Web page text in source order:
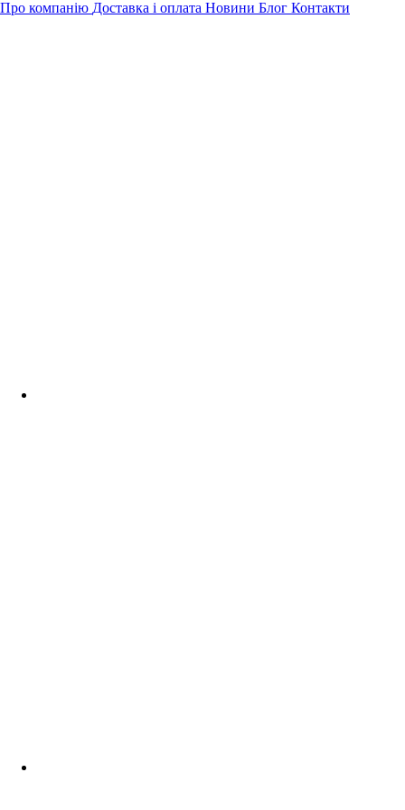
Про компанію Доставка і оплата Новини Блог Контакти